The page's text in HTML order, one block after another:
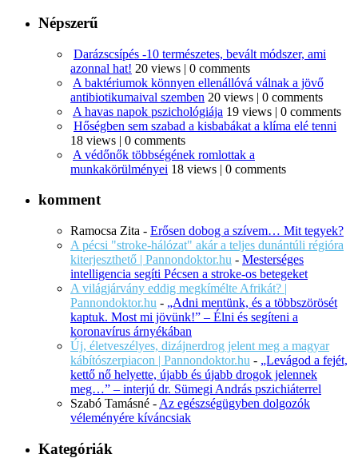
Népszerű
Darázscsípés -10 természetes, bevált módszer, ami
azonnal hat! 20 views | 0 comments
A baktériumok könnyen ellenállóvá válnak a jövő
antibiotikumaival szemben 20 views | 0 comments
A havas napok pszichológiája 19 views | 0 comments
Hőségben sem szabad a kisbabákat a klíma elé tenni
18 views | 0 comments
A védőnők többségének romlottak a
munkakörülményei 18 views | 0 comments
komment
Ramocsa Zita - Erősen dobog a szívem… Mit tegyek?
A pécsi "stroke-hálózat" akár a teljes dunántúli régióra
kiterjeszthető | Pannondoktor.hu - Mesterséges
intelligencia segíti Pécsen a stroke-os betegeket
A világjárvány eddig megkímélte Afrikát? |
Pannondoktor.hu - „Adni mentünk, és a többszörösét
kaptuk. Most mi jövünk!” – Élni és segíteni a
koronavírus árnyékában
Új, életveszélyes, dizájnerdrog jelent meg a magyar
kábítószerpiacon | Pannondoktor.hu - „Levágod a fejét,
kettő nő helyette, újabb és újabb drogok jelennek
meg…” – interjú dr. Sümegi András pszichiáterrel
Szabó Tamásné - Az egészségügyben dolgozók
véleményére kíváncsiak
Kategóriák